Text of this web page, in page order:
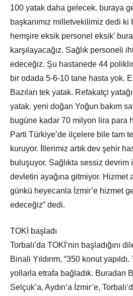
100 yatak daha gelecek. buraya
başkanımız milletvekilimiz dedi
hemşire eksik personel eksik’
karşılayacağız. Sağlık personeli
edeceğiz. Şu hastanede 44
bir odada 5-6-10 tane hasta yok.
Bazıları tek yatak. Refakatçi
yatak. yeni doğan Yoğun bakım
bugüne kadar 70 milyon lira para
Parti Türkiye’de ilçelere bile tam
kuruyor. İllerimiz artık dev şehir
buluşuyor. Sağlıkta sessiz devrim
devletin ayağına gitmiyor. Hizmet
günkü heyecanla İzmir’e hizmet
edeceğiz” dedi.
TOKİ başladı
Torbalı’da TOKİ’nin başladığını
Binali Yıldırım, “350 konut yapıldı.
yollarla etrafa bağladık. Buradan
Selçuk’a, Aydın’a İzmir’e,